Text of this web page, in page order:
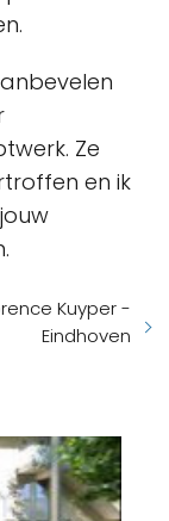
Ze
en ik
Kuyper -
Eindhoven